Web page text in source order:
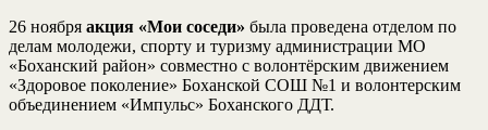
26 ноября акция «Мои соседи» была проведена отделом по
делам молодежи, спорту и туризму администрации МО
«Боханский район» совместно с волонтёрским движением
«Здоровое поколение» Боханской СОШ №1 и волонтерским
объединением «Импульс» Боханского ДДТ.